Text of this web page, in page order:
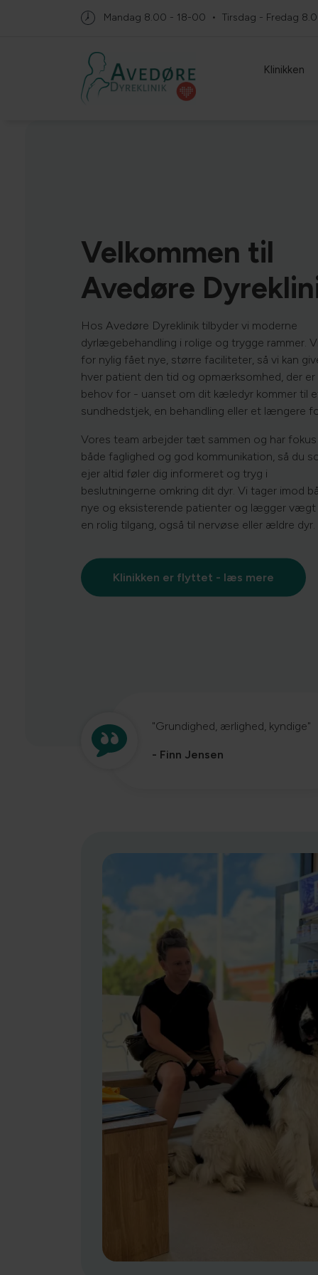
Mandag 8.00 - 18-00 Tirsdag - Fredag
Klinikken
Velkommen til
Avedøre
Hos Avedøre Dyreklinik tilbyder vi moderne
dyrlægebehandling i rolige og trygge rammer.
for nylig fået nye, større faciliteter, så vi kan
hver patient den tid og opmærksomhed, der er
behov for - uanset om dit kæledyr kommer til
sundhedstjek, en behandling eller et længere
Vores team arbejder tæt sammen og har fokus
både faglighed og god kommunikation, så du
ejer altid føler dig informeret og tryg i
beslutningerne omkring dit dyr. Vi tager imod
nye og eksisterende patienter og lægger vægt
en rolig tilgang, også til nervøse eller ældre dyr.
Klinikken er flyttet - læs mere
"Grundighed, ærlighed, kyndige"
- Finn Jensen